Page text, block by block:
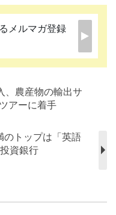
メルマガ登録
、農産物の輸出サ
アーに着手
のトップは「英語
資銀行